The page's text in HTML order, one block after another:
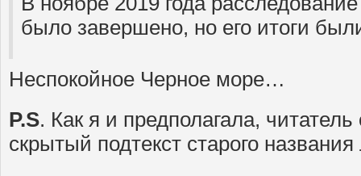
было завершено, но его итоги
Неспокойное Черное море…
P.S. Как я и предполагала,
скрытый подтекст старого